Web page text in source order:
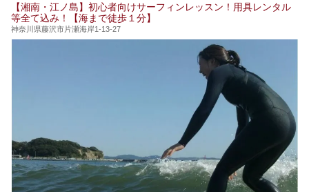
今回は日帰り温泉としての「絶景日帰り温泉 龍宮殿本館
（以下、龍宮殿本館）」と、旅館としての「箱根 芦ノ湖畔
蛸川温泉 龍宮殿（以下、龍宮殿）」の両方の魅力をたっぷ
りお伝えします！
ここは箱根神社、九頭龍神社、白龍神社、箱根元宮と箱根の
4つの神社に囲まれたパワースポットです。
提供元：株式会社西武・プリンスホテルズワールドワイド
この記事は箱根 芦ノ湖畔蛸川温泉 龍宮殿のPR記事です。
【湘南・江ノ島】初心者向けサーフィンレッスン！用具レンタル
等全て込み！【海まで徒歩１分】
神奈川県藤沢市片瀬海岸1-13-27